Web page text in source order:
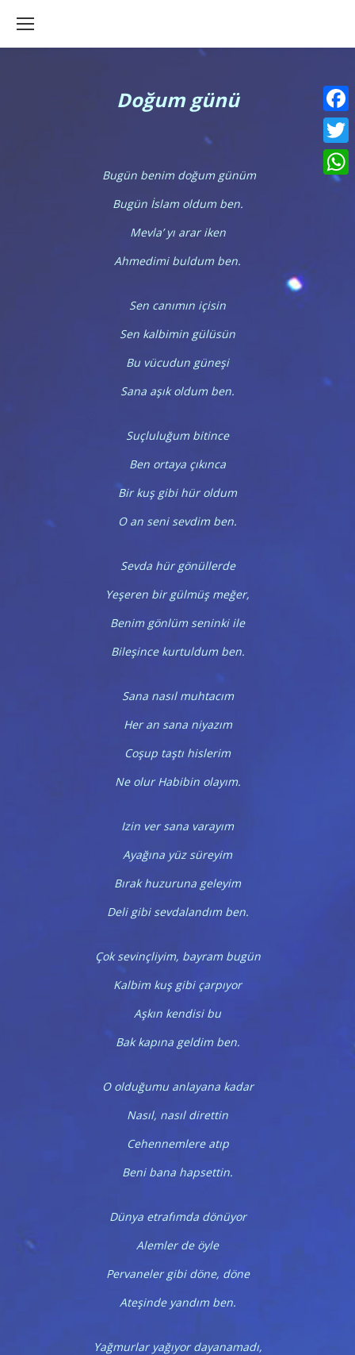
Doğum günü
Bugün benim doğum günüm
Bugün İslam oldum ben.
Mevla’ yı arar iken
Ahmedimi buldum ben.
Sen canımın içisin
Sen kalbimin gülüsün
Bu vücudun güneşi
Sana aşık oldum ben.
Suçluluğum bitince
Ben ortaya çıkınca
Bir kuş gibi hür oldum
O an seni sevdim ben.
Sevda hür gönüllerde
Yeşeren bir gülmüş meğer,
Benim gönlüm seninki ile
Bileşince kurtuldum ben.
Sana nasıl muhtacım
Her an sana niyazım
Coşup taştı hislerim
Ne olur Habibin olayım.
Izin ver sana varayım
Ayağına yüz süreyim
Bırak huzuruna geleyim
Deli gibi sevdalandım ben.
Çok sevinçliyim, bayram bugün
Kalbim kuş gibi çarpıyor
Aşkın kendisi bu
Bak kapına geldim ben.
O olduğumu anlayana kadar
Nasıl, nasıl direttin
Cehennemlere atıp
Beni bana hapsettin.
Dünya etrafımda dönüyor
Alemler de öyle
Pervaneler gibi döne, döne
Ateşinde yandım ben.
Yağmurlar yağıyor dayanamadı,